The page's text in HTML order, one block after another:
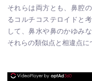
それらは両方とも、鼻腔
るコルチコステロイドと
して、鼻水や鼻のかゆみ
それらの類似点と相違点に